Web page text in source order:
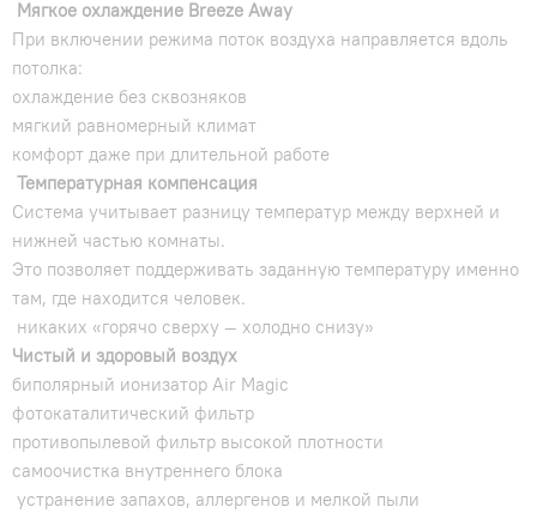
Мягкое охлаждение Breeze Away
При включении режима поток воздуха направляется вдоль
потолка:
охлаждение без сквозняков
мягкий равномерный климат
комфорт даже при длительной работе
Температурная компенсация
Система учитывает разницу температур между верхней и
нижней частью комнаты.
Это позволяет поддерживать заданную температуру именно
там, где находится человек.
никаких «горячо сверху — холодно снизу»
Чистый и здоровый воздух
биполярный ионизатор Air Magic
фотокаталитический фильтр
противопылевой фильтр высокой плотности
самоочистка внутреннего блока
устранение запахов, аллергенов и мелкой пыли